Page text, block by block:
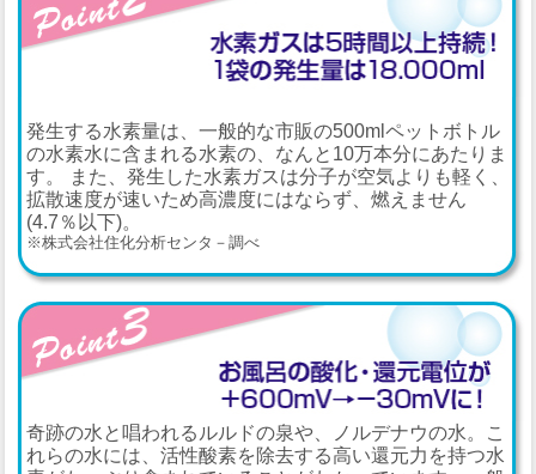
発生する水素量は、一般的な市販の500mlペットボトル
の水素水に含まれる水素の、なんと10万本分にあたりま
す。 また、発生した水素ガスは分子が空気よりも軽く、
拡散速度が速いため高濃度にはならず、燃えません
(4.7％以下)。
※株式会社住化分析センタ－調べ
奇跡の水と唱われるルルドの泉や、ノルデナウの水。こ
れらの水には、活性酸素を除去する高い還元力を持つ水